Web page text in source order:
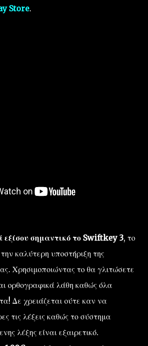
Store.
εξίσου σημαντικό το Swiftkey 3, το
καλύτερη υποστήριξη της
Χρησιμοποιώντας το θα γλιτώσετε
ορθογραφικά λάθη καθώς όλα
Δε χρειάζεται ούτε καν να
τις λέξεις καθώς το σύστημα
λέξης είναι εξαιρετικό.